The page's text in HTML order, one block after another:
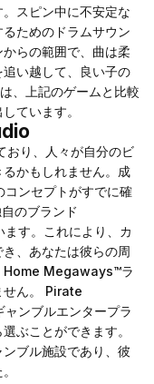
スピン中に不安定な
ためのドラムサウン
らの範囲で、曲は柔
い越して、良い子の
、上記のゲームと比較
ています。
り、人々が自分のビ
かもしれません。成
ンセプトがすでに確
のブランド
す。これにより、カ
、あなたは彼らの周
Home Megaways™ラ
せん。 Pirate
ンブルエンタープラ
ぶことができます。
ブル施設であり、彼